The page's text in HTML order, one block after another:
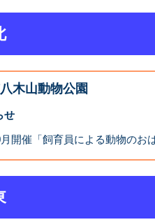
木山動物公園
せ
開催「飼育員による動物のお